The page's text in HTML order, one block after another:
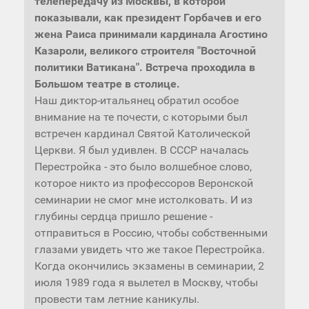
показывали, как президент Горбачев и его
жена Раиса принимали кардинала Агостино
Казароли, великого строителя "Восточной
политики Ватикана". Встреча проходила в
Большом театре в столице.
Наш диктор-итальянец обратил особое
внимание на те почести, с которыми был
встречен кардинал Святой Католической
Церкви. Я был удивлен. В СССР началась
Перестройка - это было волшебное слово,
которое никто из профессоров Веронской
семинарии не смог мне истолковать. И из
глубины сердца пришло решение -
отправиться в Россию, чтобы собственными
глазами увидеть что же такое Перестройка.
Когда окончились экзамены в семинарии, 2
июля 1989 года я вылетел в Москву, чтобы
провести там летние каникулы.